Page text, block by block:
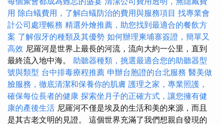
用 除白蟻費用，了解白蟻防治的費用與服務項目 找專業會
計公司處理帳務 精選外燴推薦，助您找到最適合的餐飲方
案 了解假牙的種類及其優勢 如何辦理柬埔寨簽證，簡單又
高效 尼羅河是世界上最長的河流，流向大約一公里，直到
最終流入地中海。 助聽器種類，挑選最適合您的助聽器型
號與類型 台中排毒療程推薦 申辦台胞證的台北服務 醫美做
臉服務，徹底清潔和保養你的肌膚 護理之家，專業照護，
確保每位長者的健康 探索坐月子的正確方式，讓您擁有健
康的產後生活 尼羅河不僅是埃及的生活和美的來源，而且
是其古老文明的見證。 這個世界充滿了我們想親自發現的